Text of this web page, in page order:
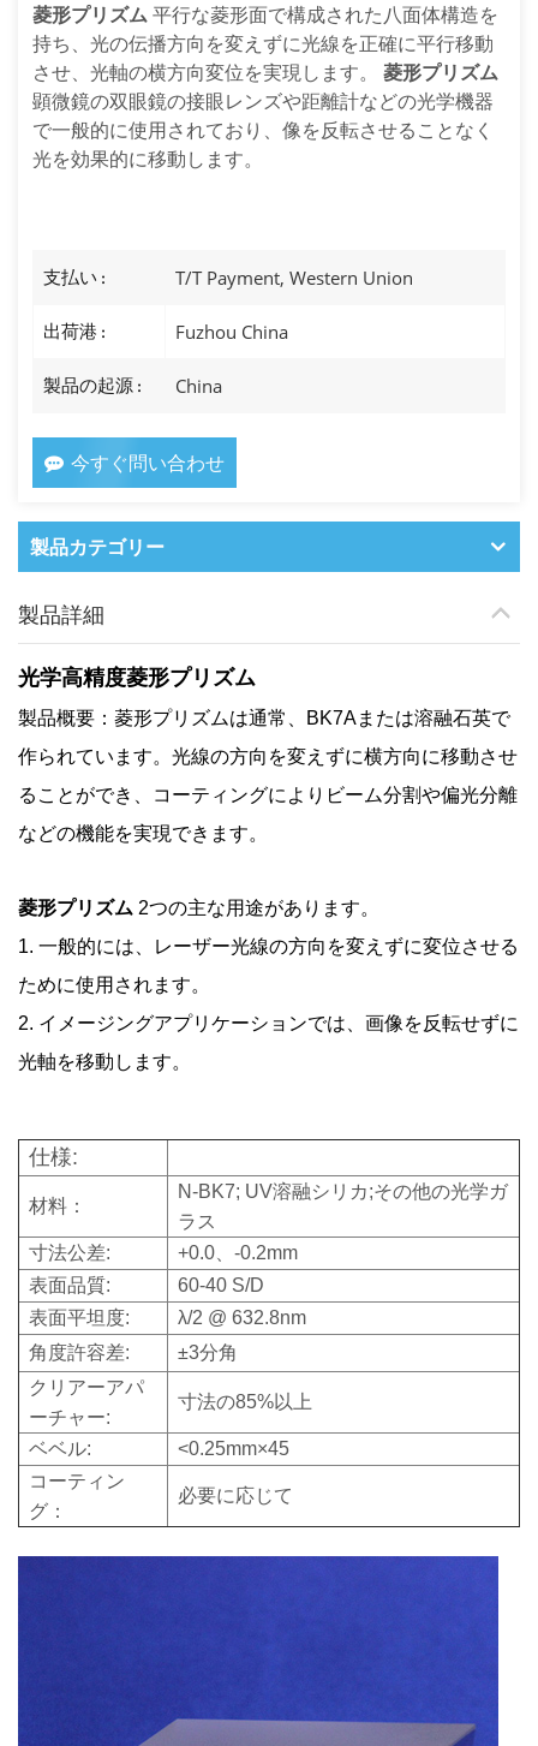
菱形プリズム平行な菱形面で構成された八面体構造を
持ち、光の伝播方向を変えずに光線を正確に平行移動
させ、光軸の横方向変位を実現します。
菱形プリズム
顕微鏡の双眼鏡の接眼レンズや距離計などの光学機器
で一般的に使用されており、像を反転させることなく
光を効果的に移動します。
支払い : T/T Payment, Western Union
出荷港 : Fuzhou China
製品の起源 : China
今すぐ問い合わせ
製品カテゴリー
製品詳細
光学高精度菱形プリズム
製品概要：菱形プリズムは通常、BK7Aまたは溶融石英で
作られています。光線の方向を変えずに横方向に移動させ
ることができ、コーティングによりビーム分割や偏光分離
などの機能を実現できます。
菱形プリズム 2つの主な用途があります。
1. 一般的には、レーザー光線の方向を変えずに変位させる
ために使用されます。
2. イメージングアプリケーションでは、画像を反転せずに
光軸を移動します。
仕様:
材料：
N-BK7; UV溶融シリカ;その他の光学ガ
ラス
寸法公差:
+0.0、-0.2mm
表面品質:
60-40 S/D
表面平坦度:
λ/2 @ 632.8nm
角度許容差:
±3分角
クリアーアパ
ーチャー:
寸法の85%以上
ベベル:
<0.25mm×45
コーティン
グ：
必要に応じて